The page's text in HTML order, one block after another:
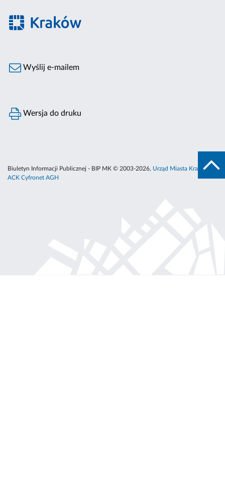
Wyślij e-mailem
Wersja do druku
Biuletyn Informacji Publicznej - BIP MK © 2003-2026, Urząd Miasta Krakowa
ACK Cyfronet AGH